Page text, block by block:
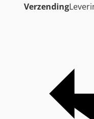
Verzending